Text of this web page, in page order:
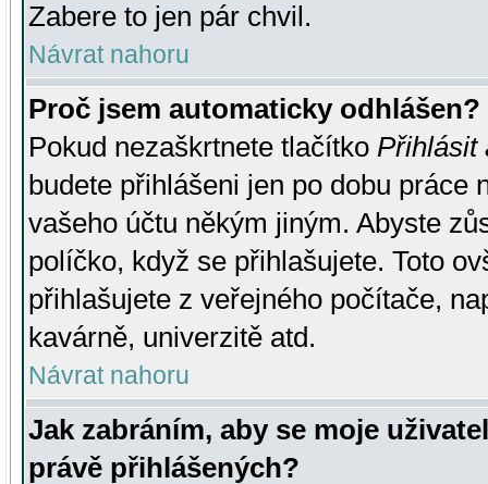
Zabere to jen pár chvil.
Návrat nahoru
Proč jsem automaticky odhlášen?
Pokud nezaškrtnete tlačítko Přihlásit
budete přihlášeni jen po dobu práce
vašeho účtu někým jiným. Abyste
políčko, když se přihlašujete. Toto
přihlašujete z veřejného počítače,
kavárně, univerzitě atd.
Návrat nahoru
Jak zabráním, aby se moje
právě přihlášených?